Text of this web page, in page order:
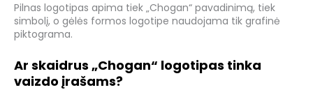
Pilnas logotipas apima tiek „Chogan“ pavadinimą, tiek
simbolį, o gėlės formos logotipe naudojama tik grafinė
piktograma.
Ar skaidrus „Chogan“ logotipas tinka
vaizdo įrašams?